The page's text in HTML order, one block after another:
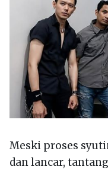
Meski proses
dan lancar,